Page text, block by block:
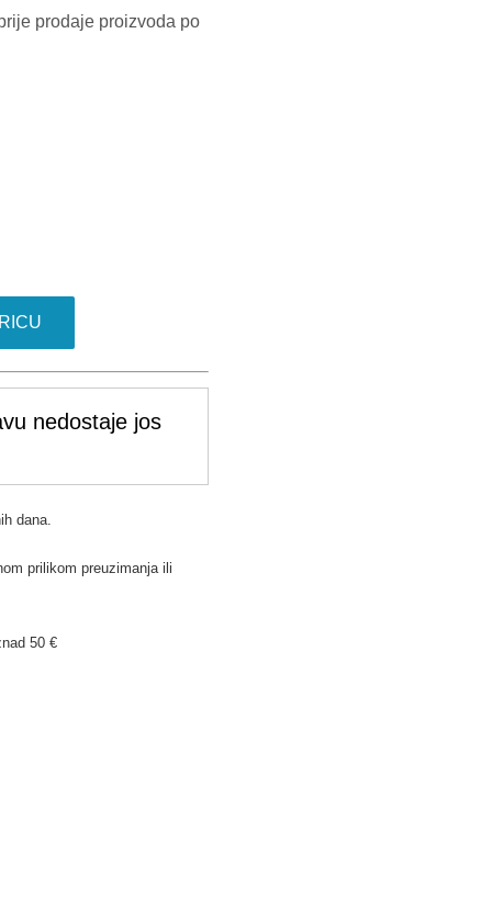
prodaje proizvoda po
nedostaje jos
dana.
prilikom preuzimanja ili
50 €